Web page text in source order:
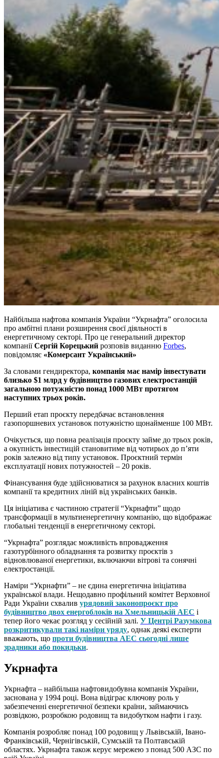
Найбільша нафтова компанія України “Укрнафта” оголосила
про амбітні плани розширення своєї діяльності в
енергетичному секторі. Про це генеральний директор
компаніїСергій Корецький розповів виданню Forbes,
повідомляє «Комерсант Український»
За словами гендиректора, компанія має намір інвестувати
близько $1 млрд у будівництво газових електростанцій
загальною потужністю понад 1000 МВт протягом
наступних трьох років.
Перший етап проєкту передбачає встановлення
газопоршневих установок потужністю щонайменше 100 МВт.
Очікується, що повна реалізація проєкту займе до трьох років,
а окупність інвестицій становитиме від чотирьох до п’яти
років залежно від типу установок. Проєктний термін
експлуатації нових потужностей – 20 років.
Фінансування буде здійснюватися за рахунок власних коштів
компанії та кредитних ліній від українських банків.
Ця ініціатива є частиною стратегії “Укрнафти” щодо
трансформації в мультиенергетичну компанію, що відображає
глобальні тенденції в енергетичному секторі.
“Укрнафта” розглядає можливість впровадження
газотурбінного обладнання та розвитку проєктів з
відновлюваної енергетики, включаючи вітрові та сонячні
електростанції.
Наміри “Укрнафти” – не єдина енергетична ініціатива
української влади. Нещодавно профільний комітет Верховної
Ради України схвалив урядовий законопроєкт про
будівництво двох енергоблоків на Хмельницькій АЕС і
тепер його чекає розгляд у сесійній залі. У Центрі Разумкова
розкритикували такі наміри уряду, однак деякі експерти
вважають, що проти будівництва АЕС сьогодні лише
зрадники або покидьки.
Укрнафта
Укрнафта – найбільша нафтовидобувна компанія України,
заснована у 1994 році. Вона відіграє ключову роль у
забезпеченні енергетичної безпеки країни, займаючись
розвідкою, розробкою родовищ та видобутком нафти і газу.
Компанія розробляє понад 100 родовищ у Львівській, Івано-
Франківській, Чернігівській, Сумській та Полтавській
областях. Укрнафта також керує мережею з понад 500 АЗС по